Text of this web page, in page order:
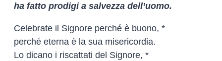
ha fatto prodigi a salvezza dell’uomo.
Celebrate il Signore perché è buono, *
perché eterna è la sua misericordia.
Lo dicano i riscattati del Signore, *